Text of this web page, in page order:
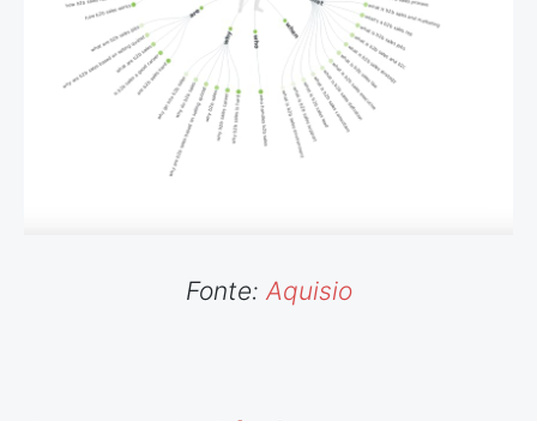
Fonte:Aquisio